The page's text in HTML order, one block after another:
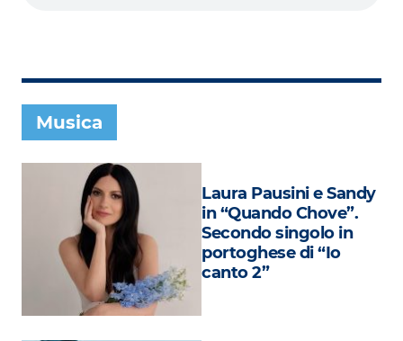
Foto
Speciali
Oroscopo
Radio Subasio Music Club
Sanremo 2026
News
Musica
Laura Pausini e Sandy
in “Quando Chove”.
Secondo singolo in
portoghese di “Io
canto 2”